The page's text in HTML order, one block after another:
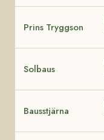
Prins Tryggson
Solbaus
Bausstjärna